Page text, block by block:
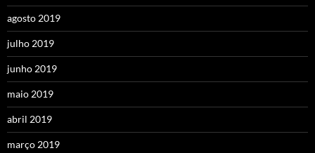
agosto 2019
julho 2019
junho 2019
maio 2019
abril 2019
março 2019